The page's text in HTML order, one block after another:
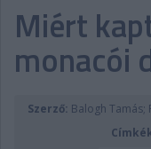
PODCAST
DIGITÁLIS MAGAZIN
Miért
monacói
Szerző: Balogh Tamás;